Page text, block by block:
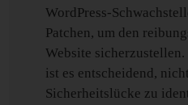
WordPress-
Patchen, um den
Website
ist es entscheidend,
Sicherheitslücke zu